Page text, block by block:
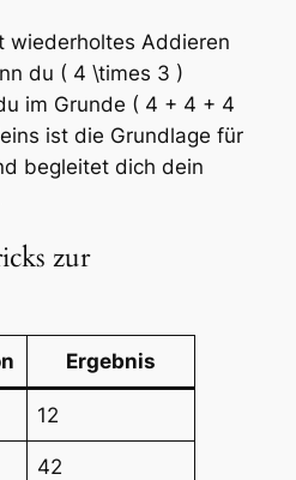
wiederholtes Addieren
du ( 4 \times 3 )
im Grunde ( 4 + 4 + 4
ist die Grundlage für
begleitet dich dein
zur
Ergebnis
12
42